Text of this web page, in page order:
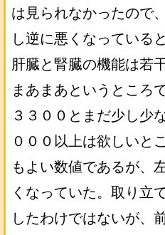
は見られなかったので
し逆に悪くなっている
肝臓と腎臓の機能は若
まあまあというところ
３３００とまだ少し少
０００以上は欲しいと
もよい数値であるが、
くなっていた。取り立
したわけではないが、